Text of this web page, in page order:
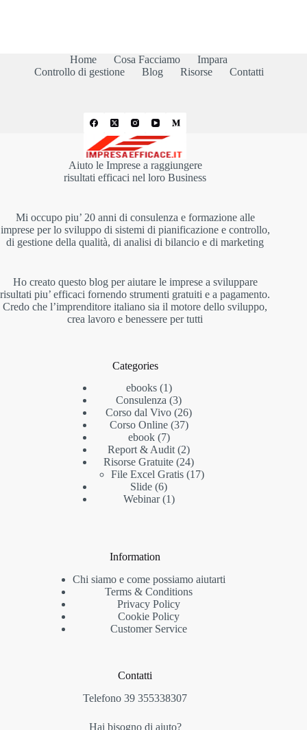
Home Cosa Facciamo
Impara
Controllo di gestione
Blog Risorse Contatti
Aiuto le Imprese a raggiungere
risultati efficaci nel loro Business
Mi occupo piu’ 20 anni di consulenza e formazione alle
imprese per lo sviluppo di sistemi di pianificazione e controllo,
di gestione della qualità, di analisi di bilancio e di marketing
Ho creato questo blog per aiutare le imprese a sviluppare
risultati piu’ efficaci fornendo strumenti gratuiti e a pagamento.
Credo che l’imprenditore italiano sia il motore dello sviluppo,
crea lavoro e benessere per tutti
Categories
ebooks 11
prodotto
Consulenza 33
prodotti
Corso dal Vivo 2626
prodotti
Corso Online 3737
ebook 77
prodotti
Report & Audit 22
prodotti
Risorse Gratuite 2424
prodotti
File Excel Gratis 1717
Slide 66
prodotti
Webinar 11
Information
Chi siamo e come possiamo aiutarti
Terms & Conditions
Privacy Policy
Cookie Policy
Customer Service
Contatti
Telefono 39 355338307
Hai bisogno di aiuto?